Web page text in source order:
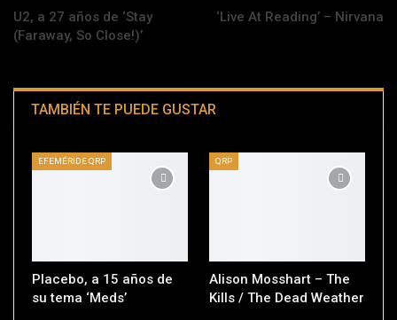
U2, a 27 años de ‘Stay
(Faraway, So Close!)’
‘Live At Reading’ – Nirvana
TAMBIÉN TE PUEDE GUSTAR
EFEMÉRIDE QRP
Placebo, a 15 años de
su tema ‘Meds’
QRP
Alison Mosshart – The
Kills / The Dead Weather